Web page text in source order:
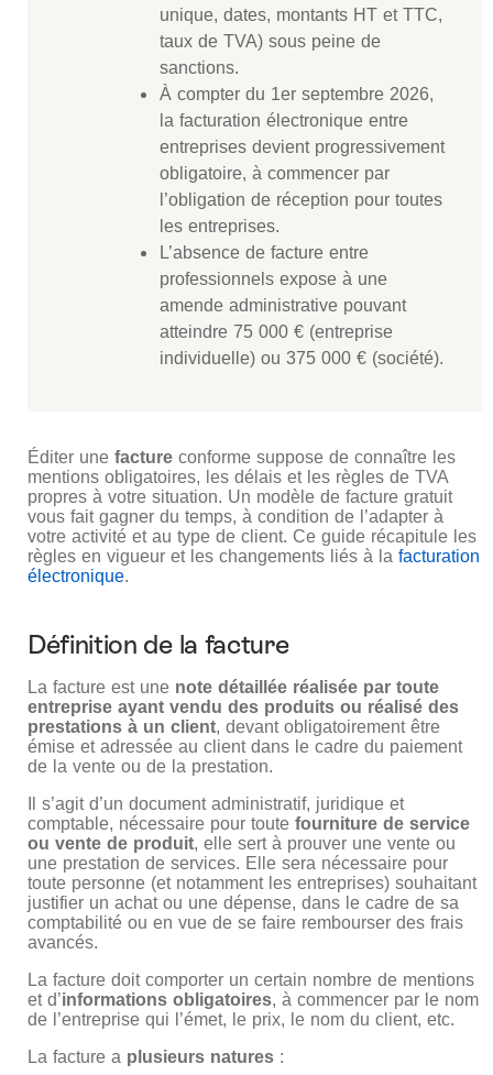
unique, dates, montants HT et TTC,
taux de TVA) sous peine de
sanctions.
À compter du 1er septembre 2026,
la facturation électronique entre
entreprises devient progressivement
obligatoire, à commencer par
l’obligation de réception pour toutes
les entreprises.
L’absence de facture entre
professionnels expose à une
amende administrative pouvant
atteindre 75 000 € (entreprise
individuelle) ou 375 000 € (société).
Éditer une facture conforme suppose de connaître les
mentions obligatoires, les délais et les règles de TVA
propres à votre situation. Un modèle de facture gratuit
vous fait gagner du temps, à condition de l’adapter à
votre activité et au type de client. Ce guide récapitule les
règles en vigueur et les changements liés à la facturation
électronique.
Définition de la facture
La facture est une note détaillée réalisée par toute
entreprise ayant vendu des produits ou réalisé des
prestations à un client, devant obligatoirement être
émise et adressée au client dans le cadre du paiement
de la vente ou de la prestation.
Il s’agit d’un document administratif, juridique et
comptable, nécessaire pour toute fourniture de service
ou vente de produit, elle sert à prouver une vente ou
une prestation de services. Elle sera nécessaire pour
toute personne (et notamment les entreprises) souhaitant
justifier un achat ou une dépense, dans le cadre de sa
comptabilité ou en vue de se faire rembourser des frais
avancés.
La facture doit comporter un certain nombre de mentions
et d’informations obligatoires, à commencer par le nom
de l’entreprise qui l’émet, le prix, le nom du client, etc.
La facture a plusieurs natures :